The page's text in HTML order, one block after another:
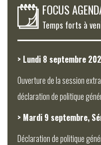
FOCUS
Temps forts à
> Lundi 8 septembre
Ouverture de la session
déclaration de politique
> Mardi 9 septembre,
Déclaration de politique